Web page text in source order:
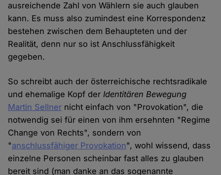
ausreichende Zahl von Wählern sie auch glauben
kann. Es muss also zumindest eine Korrespondenz
bestehen zwischen dem Behaupteten und der
Realität, denn nur so ist Anschlussfähigkeit
gegeben.
So schreibt auch der österreichische rechtsradikale
und ehemalige Kopf derIdentitären Bewegung
Martin Sellner nicht einfach von "Provokation", die
notwendig sei für einen von ihm ersehnten "Regime
Change von Rechts", sondern von
"anschlussfähiger Provokation", wohl wissend, dass
einzelne Personen scheinbar fast alles zu glauben
bereit sind (man danke an das sogenannte